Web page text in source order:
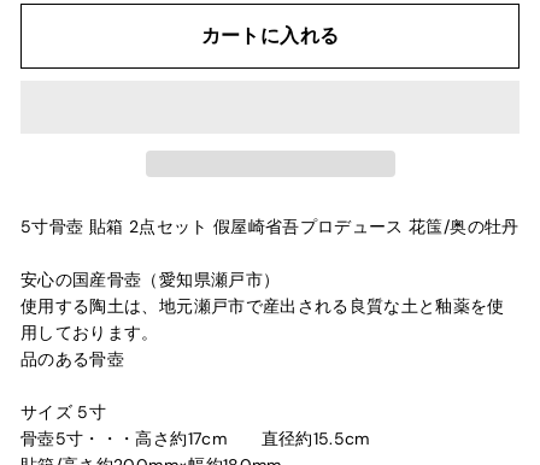
カートに入れる
5寸骨壺 貼箱 2点セット 假屋崎省吾プロデュース 花筺/奥の牡丹
安心の国産骨壺（愛知県瀬戸市）
使用する陶土は、地元瀬戸市で産出される良質な土と釉薬を使
用しております。
品のある骨壺
サイズ 5寸
骨壺5寸・・・高さ約17cm 直径約15.5cm